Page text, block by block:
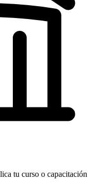
tu curso o capacitación